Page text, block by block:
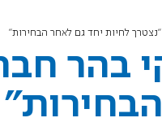
"נצטרך לחיות יחד גם לאחר הבחירות"
בהר